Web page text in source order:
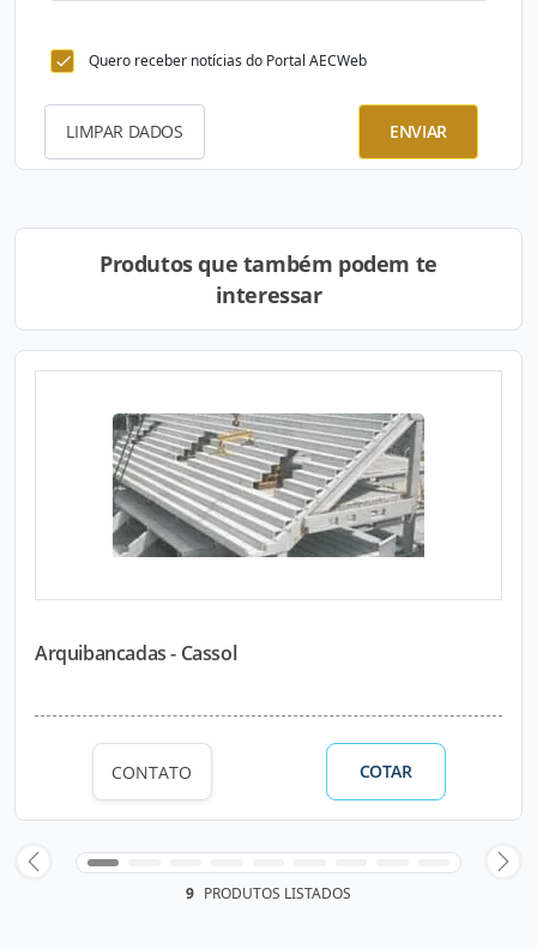
Quero receber notícias do Portal AECWeb
LIMPAR DADOS ENVIAR
Produtos que também podem te
interessar
Arquibancadas - Cassol
CONTATO COTAR
9 PRODUTOS LISTADOS